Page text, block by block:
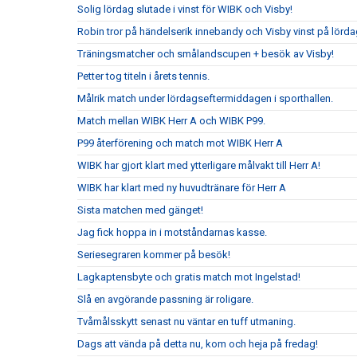
Solig lördag slutade i vinst för WIBK och Visby!
Robin tror på händelserik innebandy och Visby vinst på
Träningsmatcher och smålandscupen + besök av Visby!
Petter tog titeln i årets tennis.
Målrik match under lördagseftermiddagen i sporthallen.
Match mellan WIBK Herr A och WIBK P99.
P99 återförening och match mot WIBK Herr A
WIBK har gjort klart med ytterligare målvakt till Herr A!
WIBK har klart med ny huvudtränare för Herr A
Sista matchen med gänget!
Jag fick hoppa in i motståndarnas kasse.
Seriesegraren kommer på besök!
Lagkaptensbyte och gratis match mot Ingelstad!
Slå en avgörande passning är roligare.
Tvåmålsskytt senast nu väntar en tuff utmaning.
Dags att vända på detta nu, kom och heja på fredag!